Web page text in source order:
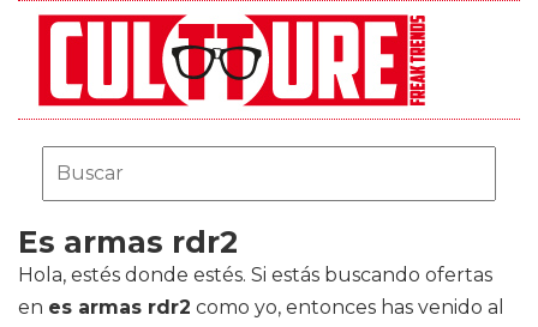
Es armas rdr2
Hola, estés donde estés. Si estás buscando ofertas
en es armas rdr2 como yo, entonces has venido al